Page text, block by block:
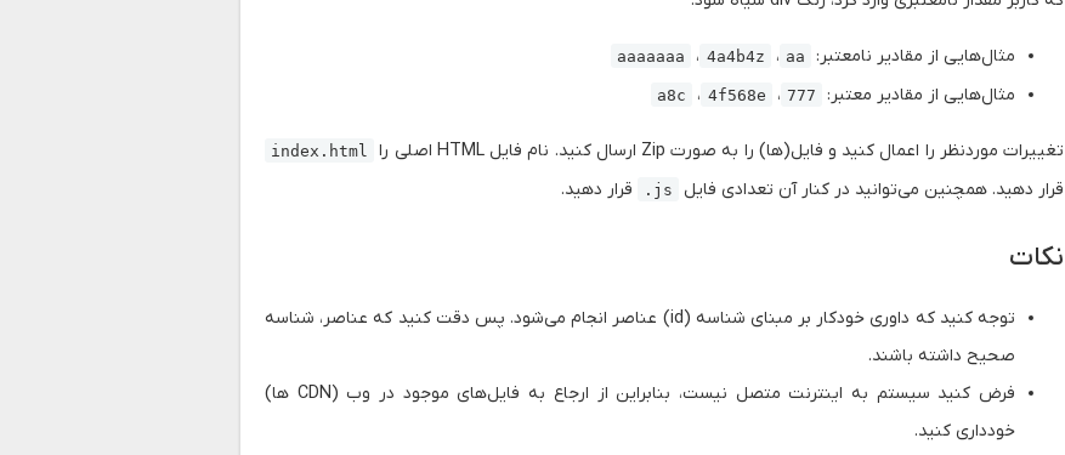
مثال‌هایی از مقادیر نامعتبر: aa ، 4a4b4z ، aaaaaaa
مثال‌هایی از مقادیر معتبر: 777 ، 4f568e ، a8c
تغییرات موردنظر را اعمال کنید و فایل(ها) را به صورت Zip ارسال کنید. نام فایل HTML اصلی را index.html
قرار دهید. همچنین می‌توانید در کنار آن تعدادی فایل .js قرار دهید.
نکات
توجه کنید که داوری خودکار بر مبنای شناسه (id) عناصر انجام می‌شود. پس دقت کنید که عناصر، شناسه
صحیح داشته باشند.
فرض کنید سیستم به اینترنت متصل نیست، بنابراین از ارجاع به فایل‌های موجود در وب (CDN ها)
خودداری کنید.